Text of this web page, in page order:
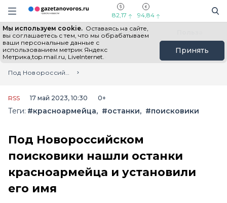
Информационный портал "ГазетаНоворос.ру"
Навигация сайта
82,17 94,84
Мы используем cookie. Оставаясь на сайте,
вы соглашаетесь с тем, что мы обрабатываем
ваши персональные данные с
использованием метрик Яндекс
Метрика,top.mail.ru, LiveInternet.
Принять
Все новости Новости России
Главная
Лента новостей
Под Новороссийском поисковики нашли останки красноармейца и установили его имя
RSS 17 май 2023, 10:30 0+
Теги: #красноармейца #останки #поисковики
Под Новороссийском
поисковики нашли останки
красноармейца и установили
его имя